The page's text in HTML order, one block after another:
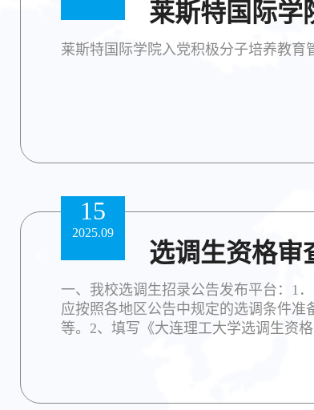
莱斯特国际学
莱斯特国际学院入党积极分子培养教育
选调生资格审
一、我校选调生招录公告发布平台：1
应按照各地区公告中规定的选调条件
等。2、填写《大连理工大学选调生资
15
2025.09